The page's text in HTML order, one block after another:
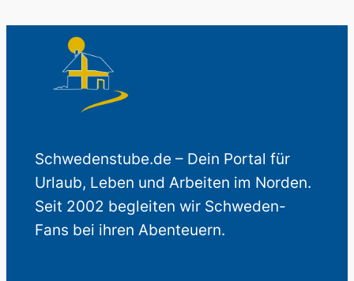
Schwedenstube.de – Dein Portal für
Urlaub, Leben und Arbeiten im Norden.
Seit 2002 begleiten wir Schweden-
Fans bei ihren Abenteuern.